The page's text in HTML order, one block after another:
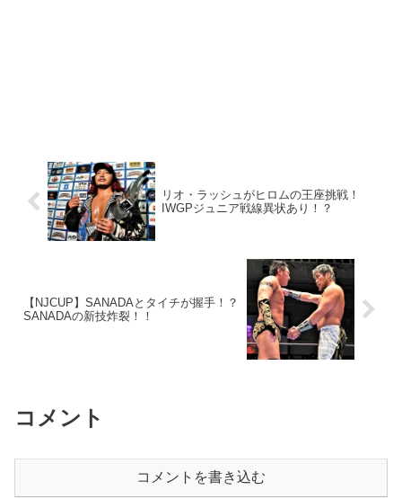
リオ・ラッシュがヒロムの王座挑戦！
IWGPジュニア戦線異状あり！？
【NJCUP】SANADAとタイチが握手！？
SANADAの新技炸裂！！
コメント
コメントを書き込む